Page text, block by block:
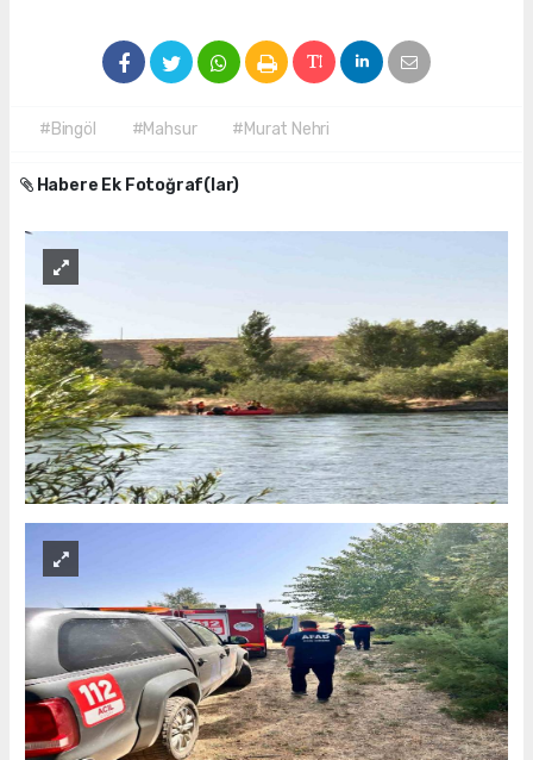
#Bingöl #Mahsur #Murat Nehri
Habere Ek Fotoğraf(lar)